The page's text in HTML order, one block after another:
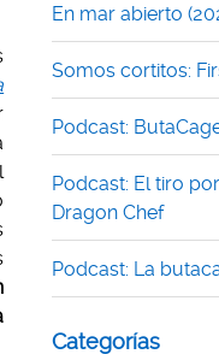
En mar abierto
Somos cortitos:
Podcast:
Podcast: El tiro
Dragon Chef
Podcast: La
Categorías